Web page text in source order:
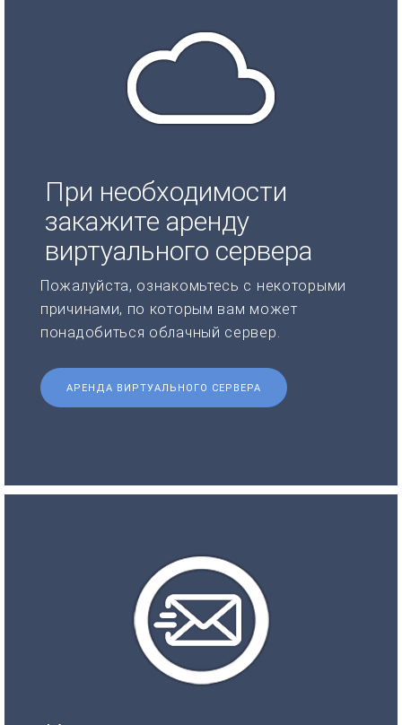
При необходимости
закажите аренду
виртуального сервера
Пожалуйста, ознакомьтесь с некоторыми
причинами, по которым вам может
понадобиться облачный сервер.
АРЕНДА ВИРТУАЛЬНОГО СЕРВЕРА